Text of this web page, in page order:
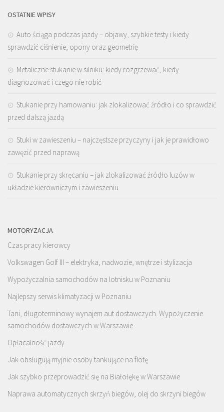
OSTATNIE WPISY
Auto ściąga podczas jazdy – objawy, szybkie testy i kiedy
sprawdzić ciśnienie, opony oraz geometrię
Metaliczne stukanie w silniku: kiedy rozgrzewać, kiedy
diagnozować i czego nie robić
Stukanie przy hamowaniu: jak zlokalizować źródło i co sprawdzić
przed dalszą jazdą
Stuki w zawieszeniu – najczęstsze przyczyny i jak je prawidłowo
zawęzić przed naprawą
Stukanie przy skręcaniu – jak zlokalizować źródło luzów w
układzie kierowniczym i zawieszeniu
MOTORYZACJA
Czas pracy kierowcy
Volkswagen Golf III – elektryka, nadwozie, wnętrze i stylizacja
Wypożyczalnia samochodów na lotnisku w Poznaniu
Najlepszy serwis klimatyzacji w Poznaniu
Tani, długoterminowy wynajem aut dostawczych. Wypożyczenie
samochodów dostawczych w Warszawie
Opłacalność jazdy
Jak obsługują myjnie osoby tankujące na flotę
Jak szybko przeprowadzić się na Białołękę w Warszawie
Naprawa automatycznych skrzyń biegów, olej do skrzyni biegów